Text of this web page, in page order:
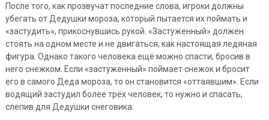
После того, как прозвучат последние слова, игроки должны
убегать от Дедушки мороза, который пытается их поймать и
«застудить», прикоснувшись рукой. «Застуженный» должен
стоять на одном месте и не двигаться, как настоящая ледяная
фигура. Однако такого человека ещё можно спасти, бросив в
него снежком. Если «застуженный» поймает снежок и бросит
его в самого Деда мороза, то он становится «оттаявшим». Если
водящий застудил более трёх человек, то нужно и спасать,
слепив для Дедушки снеговика.